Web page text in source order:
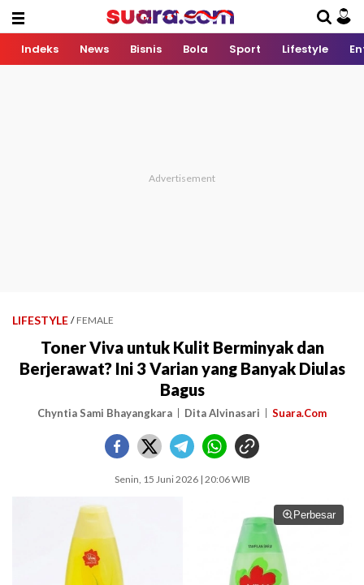
Indeks News Bisnis Bola Sport Lifestyle
LIFESTYLE / FEMALE
Toner Viva untuk Kulit Berminyak dan
Berjerawat? Ini 3 Varian yang Banyak Diulas
Bagus
Chyntia Sami Bhayangkara Dita Alvinasari Suara.Com
Senin, 15 Juni 2026 | 20:06 WIB
Perbesar